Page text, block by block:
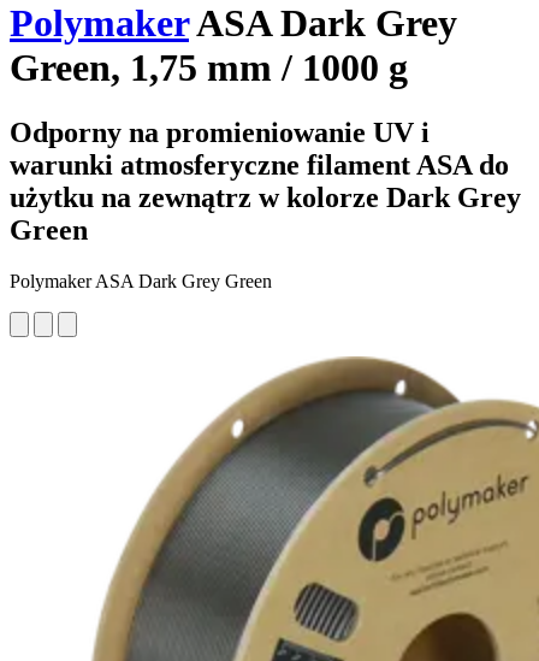
PolymakerASA Dark Grey
Green, 1,75 mm / 1000 g
Odporny na promieniowanie UV i
warunki atmosferyczne filament ASA do
użytku na zewnątrz w kolorze Dark Grey
Green
Polymaker ASA Dark Grey Green